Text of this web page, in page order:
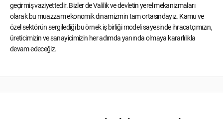
geçirmiş vaziyettedir. Bizler de Valilik ve devletin yerel mekanizmaları
olarak bu muazzam ekonomik dinamizmin tam ortasındayız. Kamu ve
özel sektörün sergilediği bu örnek iş birliği modeli sayesinde ihracatçımızın,
üreticimizin ve sanayicimizin her adımda yanında olmaya kararlılıkla
devam edeceğiz.